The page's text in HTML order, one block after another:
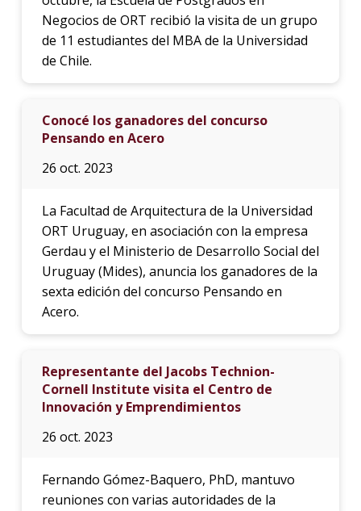
Negocios de ORT recibió la visita de un grupo
de 11 estudiantes del MBA de la Universidad
de Chile.
Conocé los ganadores del concurso
Pensando en Acero
26 oct. 2023
La Facultad de Arquitectura de la Universidad
ORT Uruguay, en asociación con la empresa
Gerdau y el Ministerio de Desarrollo Social del
Uruguay (Mides), anuncia los ganadores de la
sexta edición del concurso Pensando en
Acero.
Representante del Jacobs Technion-
Cornell Institute visita el Centro de
Innovación y Emprendimientos
26 oct. 2023
Fernando Gómez-Baquero, PhD, mantuvo
reuniones con varias autoridades de la